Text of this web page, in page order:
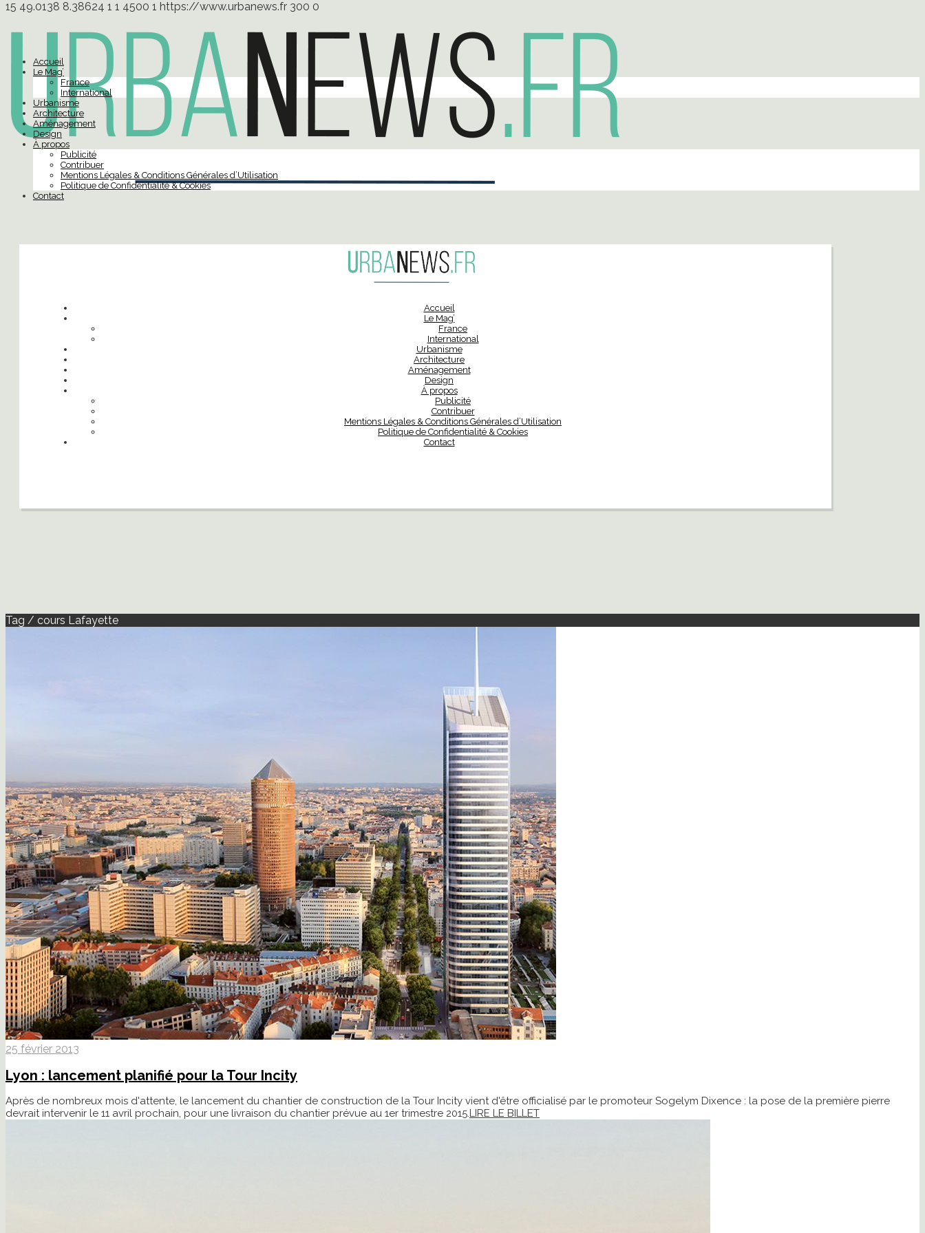
15 49.0138 8.38624 1 1 4500 1 https://www.urbanews.fr 300 0
Accueil
Le Mag’
France
International
Urbanisme
Architecture
Aménagement
Design
À propos
Publicité
Contribuer
Mentions Légales & Conditions Générales d’Utilisation
Politique de Confidentialité & Cookies
Contact
Accueil
Le Mag’
France
International
Urbanisme
Architecture
Aménagement
Design
À propos
Publicité
Contribuer
Mentions Légales & Conditions Générales d’Utilisation
Politique de Confidentialité & Cookies
Contact
Tag / cours Lafayette
25 février 2013
Lyon : lancement planifié pour la Tour Incity
Après de nombreux mois d'attente, le lancement du chantier de construction de la Tour Incity vient d'être officialisé par le promoteur Sogelym Dixence : la pose de la première pierre
devrait intervenir le 11 avril prochain, pour une livraison du chantier prévue au 1er trimestre 2015.LIRE LE BILLET